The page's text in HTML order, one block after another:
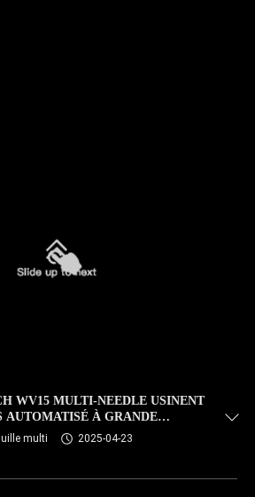
WV15 MULTI-NEEDLE USINENT
AUTOMATISÉ À GRANDE
DES ÉDREDONS ET DES
multi
2025-04-23